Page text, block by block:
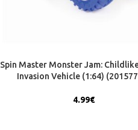
Spin Master Monster Jam:
Invasion Vehicle (1:64)
4.99€